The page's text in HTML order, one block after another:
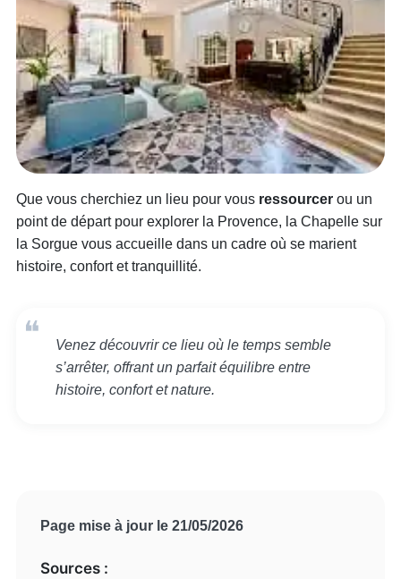
Que vous cherchiez un lieu pour vous ressourcerou un
point de départ pour explorer la Provence, la Chapelle sur
la Sorgue vous accueille dans un cadre où se marient
histoire, confort et tranquillité.
Venez découvrir ce lieu où le temps semble
s’arrêter, offrant un parfait équilibre entre
histoire, confort et nature.
Page mise à jour le 21/05/2026
Sources :